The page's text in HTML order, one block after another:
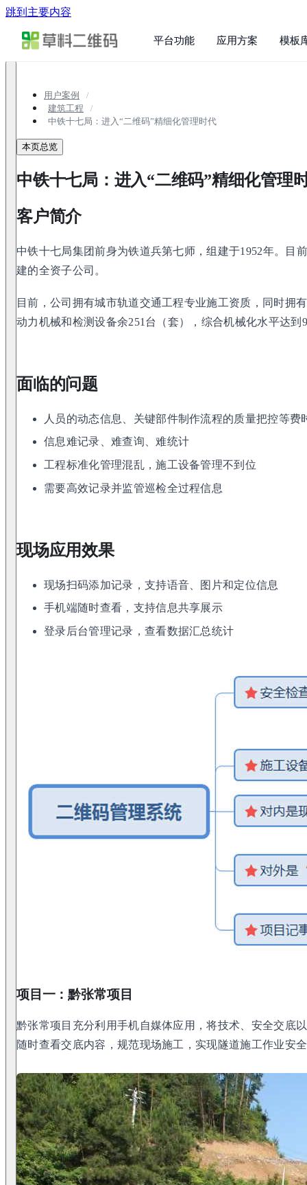
跳到主要内容
平台功能 应用方案 模板
用户案例
建筑工程
中铁十七局：进入“二维码”精细化管理时代
本页总览
中铁十七局：进入“二维码”精细化管理
客户简介
中铁十七局集团前身为铁道兵第七师，组建于1952年。目
建的全资子公司。
目前，公司拥有城市轨道交通工程专业施工资质，同时拥
动力机械和检测设备余251台（套），综合机械化水平达到
面临的问题
人员的动态信息、关键部件制作流程的质量把控等费
信息难记录、难查询、难统计
工程标准化管理混乱，施工设备管理不到位
需要高效记录并监管巡检全过程信息
现场应用效果
现场扫码添加记录，支持语音、图片和定位信息
手机端随时查看，支持信息共享展示
登录后台管理记录，查看数据汇总统计
项目一：黔张常项目
黔张常项目充分利用手机自媒体应用，将技术、安全交底
随时查看交底内容，规范现场施工，实现隧道施工作业安